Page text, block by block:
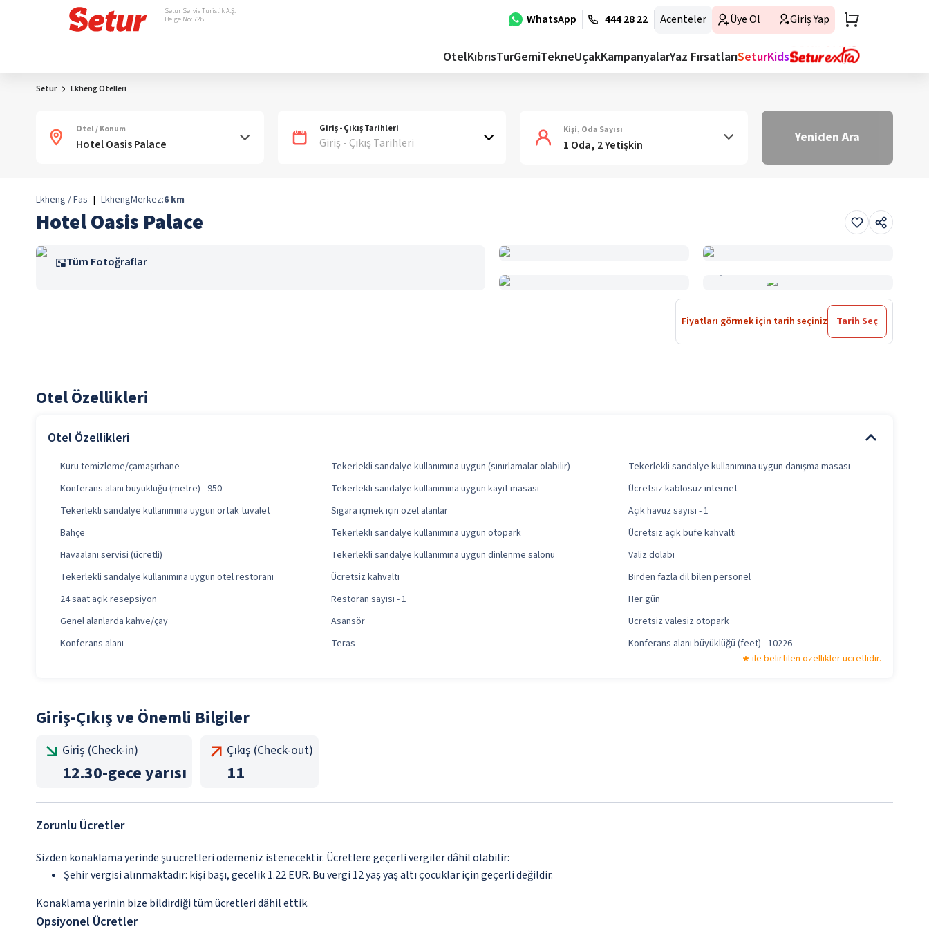
WhatsApp 444 28 22 Acenteler Üye Ol Giriş Yap
Setur Servis Turistik A.Ş.
Belge No: 728
OtelKıbrısTurGemiTekneUçakKampanyalarYaz FırsatlarıSeturKids
Setur Lkheng Otelleri
Otel / Konum Giriş - Çıkış Tarihleri
Giriş - Çıkış Tarihleri
Kişi, Oda Sayısı
1 Oda, 2 Yetişkin Yeniden Ara
Lkheng / Fas | LkhengMerkez:6 km
Hotel Oasis Palace
Tüm Fotoğraflar
Fiyatları görmek için tarih seçiniz Tarih Seç
Otel Özellikleri
Otel Özellikleri
Kuru temizleme/çamaşırhane Tekerlekli sandalye kullanımına uygun (sınırlamalar olabilir)
Tekerlekli sandalye kullanımına uygun danışma masası
Konferans alanı büyüklüğü (metre) - 950
Tekerlekli sandalye kullanımına uygun kayıt masası
Ücretsiz kablosuz internet
Tekerlekli sandalye kullanımına uygun ortak tuvalet
Sigara içmek için özel alanlar
Açık havuz sayısı - 1
Bahçe
Tekerlekli sandalye kullanımına uygun otopark
Ücretsiz açık büfe kahvaltı
Havaalanı servisi (ücretli)
Tekerlekli sandalye kullanımına uygun dinlenme salonu
Valiz dolabı
Tekerlekli sandalye kullanımına uygun otel restoranı
Ücretsiz kahvaltı
Birden fazla dil bilen personel
24 saat açık resepsiyon
Restoran sayısı - 1
Her gün
Genel alanlarda kahve/çay
Asansör
Ücretsiz valesiz otopark
Konferans alanı
Teras
Konferans alanı büyüklüğü (feet) - 10226
ile belirtilen özellikler ücretlidir.
Giriş-Çıkış ve Önemli Bilgiler
Giriş (Check-in)
12.30-gece yarısı
Çıkış (Check-out)
11
Zorunlu Ücretler
Sizden konaklama yerinde şu ücretleri ödemeniz istenecektir. Ücretlere geçerli vergiler dâhil olabilir:
Şehir vergisi alınmaktadır: kişi başı, gecelik 1.22 EUR. Bu vergi 12 yaş yaş altı çocuklar için geçerli değildir.
Konaklama yerinin bize bildirdiği tüm ücretleri dâhil ettik.
Opsiyonel Ücretler